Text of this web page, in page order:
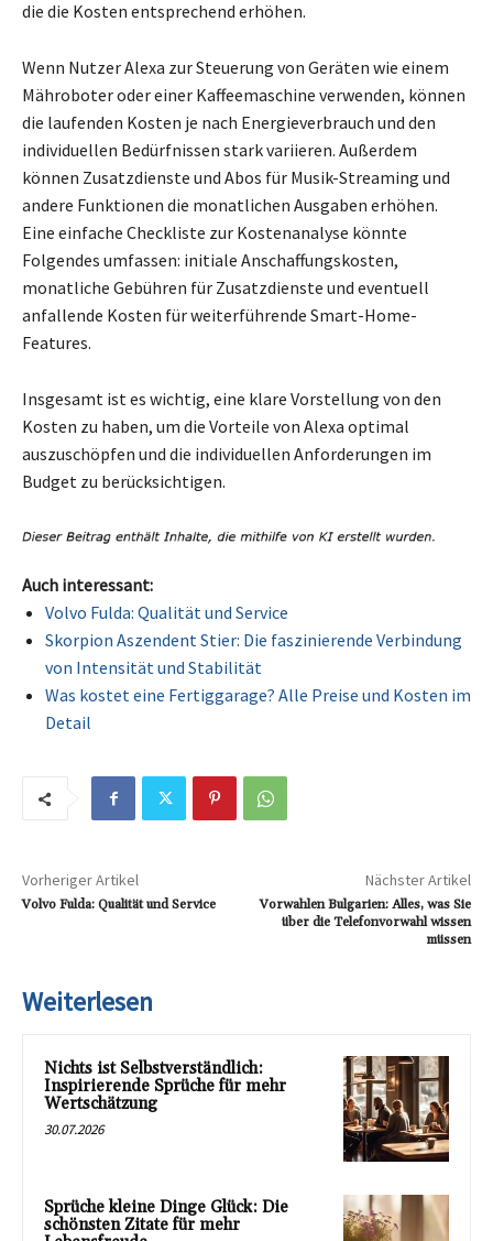
die die Kosten entsprechend erhöhen.
Wenn Nutzer Alexa zur Steuerung von Geräten wie einem
Mähroboter oder einer Kaffeemaschine verwenden, können
die laufenden Kosten je nach Energieverbrauch und den
individuellen Bedürfnissen stark variieren. Außerdem
können Zusatzdienste und Abos für Musik-Streaming und
andere Funktionen die monatlichen Ausgaben erhöhen.
Eine einfache Checkliste zur Kostenanalyse könnte
Folgendes umfassen: initiale Anschaffungskosten,
monatliche Gebühren für Zusatzdienste und eventuell
anfallende Kosten für weiterführende Smart-Home-
Features.
Insgesamt ist es wichtig, eine klare Vorstellung von den
Kosten zu haben, um die Vorteile von Alexa optimal
auszuschöpfen und die individuellen Anforderungen im
Budget zu berücksichtigen.
Auch interessant:
Volvo Fulda: Qualität und Service
Skorpion Aszendent Stier: Die faszinierende Verbindung
von Intensität und Stabilität
Was kostet eine Fertiggarage? Alle Preise und Kosten im
Detail
Vorheriger Artikel
Volvo Fulda: Qualität und Service
Nächster Artikel
Vorwahlen Bulgarien: Alles, was Sie
über die Telefonvorwahl wissen
müssen
Weiterlesen
Nichts ist Selbstverständlich:
Inspirierende Sprüche für mehr
Wertschätzung
30.07.2026
Sprüche kleine Dinge Glück: Die
schönsten Zitate für mehr